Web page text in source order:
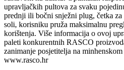
upravljačkih pultova za svaku
prednji ili bočni snježni plug, četka za
soli, korisniku pruža maksimalnu
korištenja. Više informacija o ovoj
paleti konkurentnih RASCO
zanimanje posjetitelja na
www.rasco.hr